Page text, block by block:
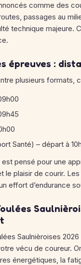
comme des
passages au
technique majeure.
épreuves :
plusieurs formats,
Santé) – départ à
pensé pour une
le plaisir de courir. Les
effort d’endurance
Saulnièroises
vécu de coureur.
énergétiques, la